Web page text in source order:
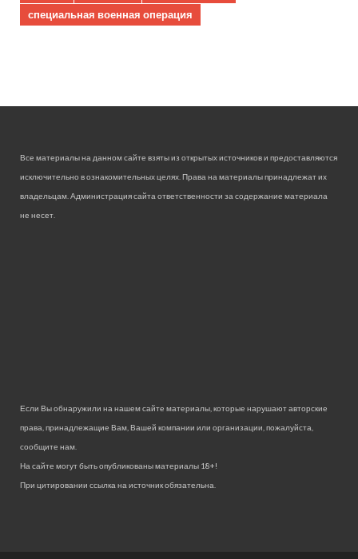
специальная военная операция
Все материалы на данном сайте взяты из открытых источников и предоставляются
исключительно в ознакомительных целях. Права на материалы принадлежат их
владельцам. Администрация сайта ответственности за содержание материала
не несет.
Если Вы обнаружили на нашем сайте материалы, которые нарушают авторские
права, принадлежащие Вам, Вашей компании или организации, пожалуйста,
сообщите нам.
На сайте могут быть опубликованы материалы 18+!
При цитировании ссылка на источник обязательна.